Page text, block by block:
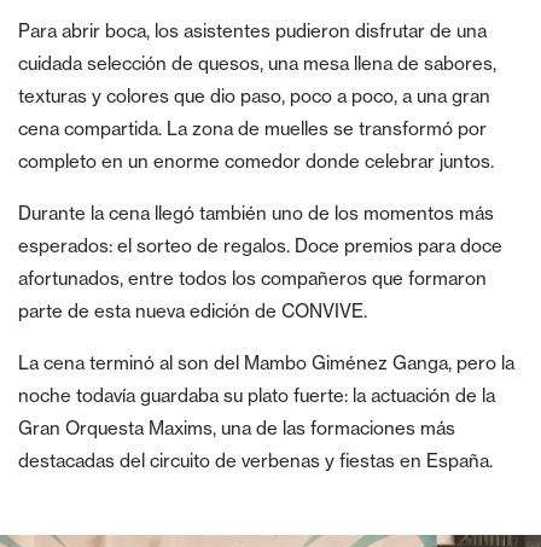
Para abrir boca, los asistentes pudieron disfrutar de una
cuidada selección de quesos, una mesa llena de sabores,
texturas y colores que dio paso, poco a poco, a una gran
cena compartida. La zona de muelles se transformó por
completo en un enorme comedor donde celebrar juntos.
Durante la cena llegó también uno de los momentos más
esperados: el sorteo de regalos. Doce premios para doce
afortunados, entre todos los compañeros que formaron
parte de esta nueva edición de CONVIVE.
La cena terminó al son del Mambo Giménez Ganga, pero la
noche todavía guardaba su plato fuerte: la actuación de la
Gran Orquesta Maxims, una de las formaciones más
destacadas del circuito de verbenas y fiestas en España.